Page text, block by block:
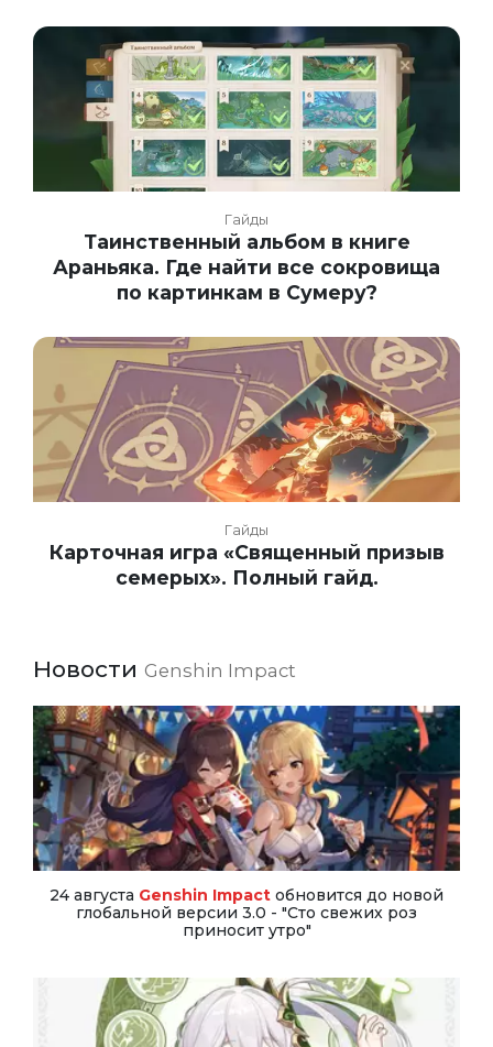
Гайды
Таинственный альбом в книге
Араньяка. Где найти все сокровища
по картинкам в Сумеру?
Гайды
Карточная игра «Священный призыв
семерых». Полный гайд.
Новости Genshin Impact
24 августа Genshin Impact обновится до новой
глобальной версии 3.0 - "Сто свежих роз
приносит утро"